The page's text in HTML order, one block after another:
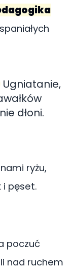
Ugniatanie,
dłoni.
ryżu,
i pęset.
poczuć
nad ruchem